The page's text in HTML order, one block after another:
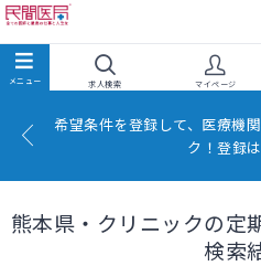
求人検索 マイページ
希望条件を登録して、医療機
ク！登録
熊本県・クリニックの定
検索